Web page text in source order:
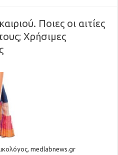
Ποιες οι αιτίες
Χρήσιμες
medlabnews.gr